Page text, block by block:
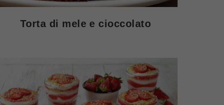
Torta di mele e cioccolato